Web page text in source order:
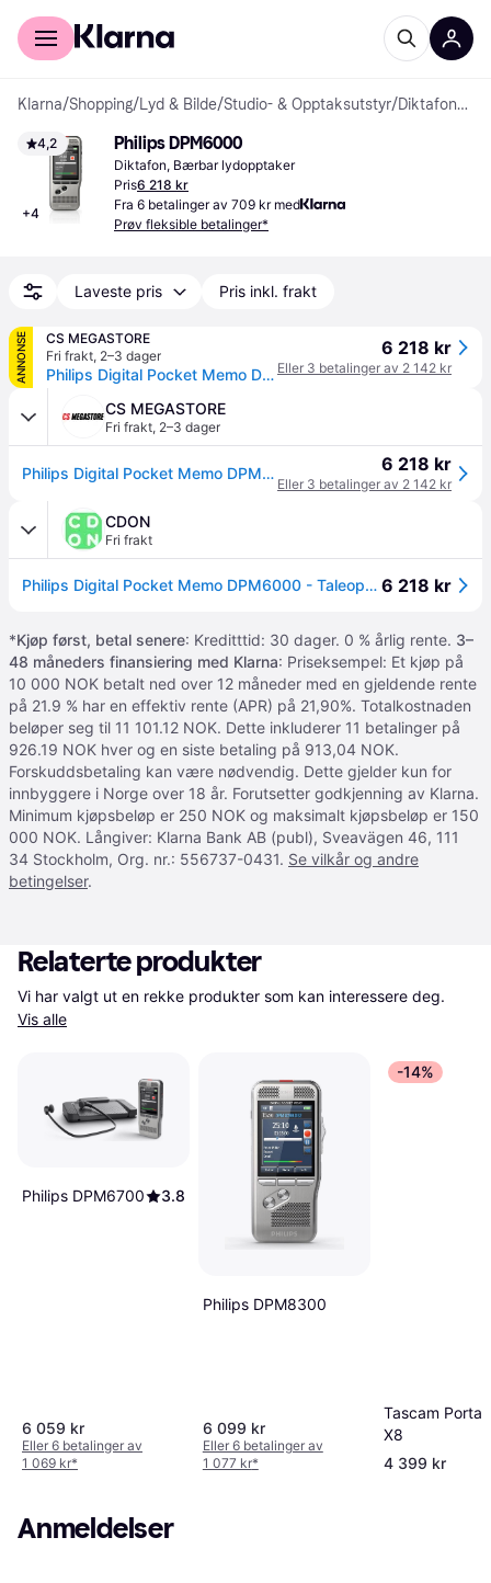
For kunder
Klarna/Shopping/Lyd & Bilde/Studio- & Opptaksutstyr/ Diktafoner & Bærbare lydopptakere
4,2
+4
Philips DPM6000
Diktafon, Bærbar lydopptaker
Pris6 218 kr
Fra 6 betalinger av 709 kr med
Prøv fleksible betalinger*
Laveste pris Pris inkl. frakt
ANNONSE
CS MEGASTORE
Fri frakt, 2–3 dager
Philips Digital Pocket Memo DPM6000 - Taleopptaker
6 218 kr
Eller 3 betalinger av 2 142 kr
CS MEGASTORE
Fri frakt, 2–3 dager
Philips Digital Pocket Memo DPM6000 - Taleopptaker 6 218 kr
Eller 3 betalinger av 2 142 kr
CDON
Fri frakt
Philips Digital Pocket Memo DPM6000 - Taleopptaker 6 218 kr
*Kjøp først, betal senere: Kreditttid: 30 dager. 0 % årlig rente. 3–
48 måneders finansiering med Klarna: Priseksempel: Et kjøp på
10 000 NOK betalt ned over 12 måneder med en gjeldende rente
på 21.9 % har en effektiv rente (APR) på 21,90%. Totalkostnaden
beløper seg til 11 101.12 NOK. Dette inkluderer 11 betalinger på
926.19 NOK hver og en siste betaling på 913,04 NOK.
Forskuddsbetaling kan være nødvendig. Dette gjelder kun for
innbyggere i Norge over 18 år. Forutsetter godkjenning av Klarna.
Minimum kjøpsbeløp er 250 NOK og maksimalt kjøpsbeløp er 150
000 NOK. Långiver: Klarna Bank AB (publ), Sveavägen 46, 111
34 Stockholm, Org. nr.: 556737-0431. Se vilkår og andre
betingelser.
Relaterte produkter
Vis alle
Philips DPM6700 3.8
6 059 kr
Eller 6 betalinger av
1 069 kr*
Philips DPM8300
6 099 kr
Eller 6 betalinger av
1 077 kr*
-14%
Tascam
X8
4 399 kr
Anmeldelser